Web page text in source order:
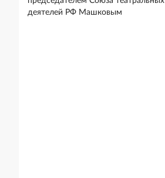
деятелей РФ Машковым